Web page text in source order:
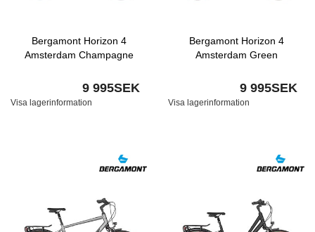
Bergamont Horizon 4
Amsterdam Champagne
9 995SEK
Visa lagerinformation
Bergamont Horizon 4
Amsterdam Green
9 995SEK
Visa lagerinformation